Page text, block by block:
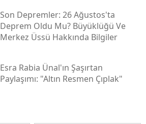
Son Depremler: 26 Ağustos'ta
Deprem Oldu Mu? Büyüklüğü Ve
Merkez Üssü Hakkında Bilgiler
Esra Rabia Ünal'ın Şaşırtan
Paylaşımı: "altın Resmen Çıplak"